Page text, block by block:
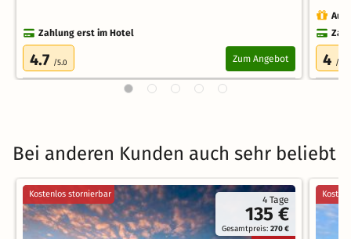
Zahlung erst im Hotel
4.7 /5.0 Zum Angebot 4 /5.0
Bei anderen Kunden auch sehr beliebt
4 Tage
135 €
Gesamtpreis:270 €
Kostenlos stornierbar